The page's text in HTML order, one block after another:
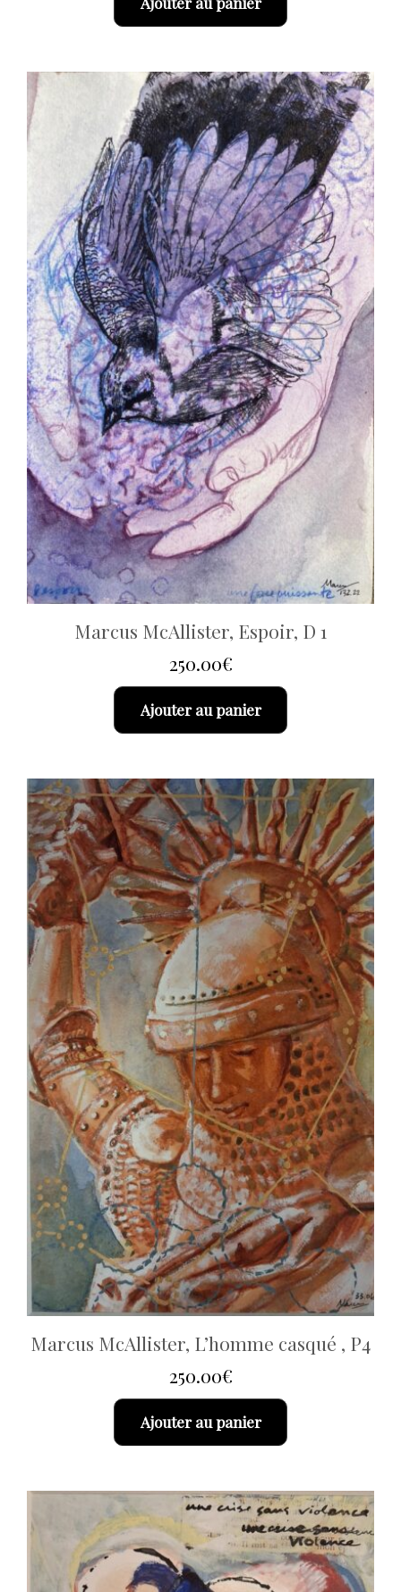
Marcus McAllister, Espoir, D 1
250.00€
Ajouter au panier
Marcus McAllister, L’homme casqué , P4
250.00€
Ajouter au panier